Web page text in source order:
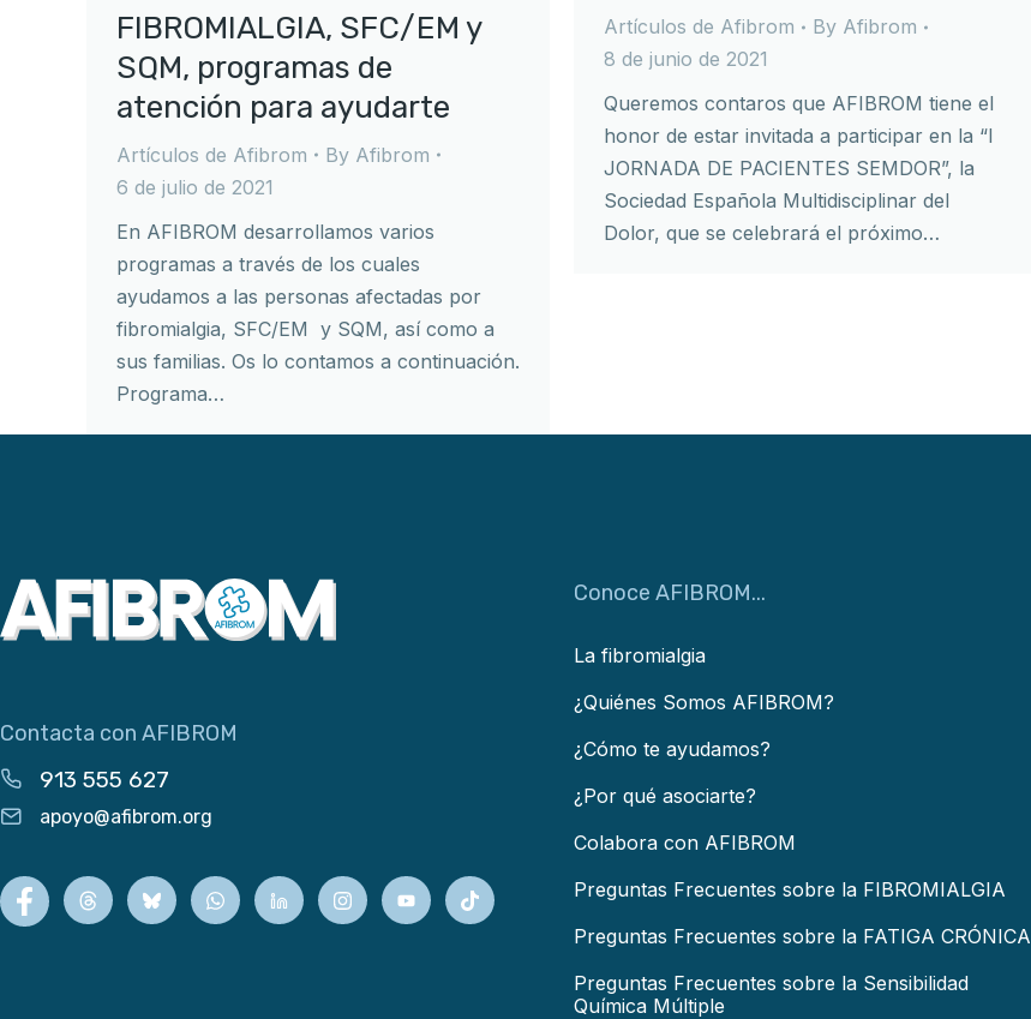
FIBROMIALGIA, SFC/EM y
SQM, programas de
atención para ayudarte
Artículos de Afibrom By Afibrom
6 de julio de 2021
En AFIBROM desarrollamos varios
programas a través de los cuales
ayudamos a las personas afectadas por
fibromialgia, SFC/EM y SQM, así como a
sus familias. Os lo contamos a continuación.
Programa…
Artículos de Afibrom By Afibrom
8 de junio de 2021
Queremos contaros que AFIBROM tiene el
honor de estar invitada a participar en la “I
JORNADA DE PACIENTES SEMDOR”, la
Sociedad Española Multidisciplinar del
Dolor, que se celebrará el próximo…
Contacta con AFIBROM
913 555 627
apoyo@afibrom.org
Conoce AFIBROM...
La fibromialgia
¿Quiénes Somos AFIBROM?
¿Cómo te ayudamos?
¿Por qué asociarte?
Colabora con AFIBROM
Preguntas Frecuentes sobre la FIBROMIALGIA
Preguntas Frecuentes sobre la FATIGA CRÓNICA
Preguntas Frecuentes sobre la Sensibilidad
Química Múltiple